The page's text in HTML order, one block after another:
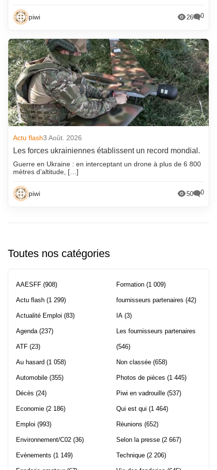
piwi 26 0
Actu flash3 Août. 2026
Les forces ukrainiennes établissent un record mondial.
Guerre en Ukraine : en interceptant un drone à plus de 6 800
mètres d’altitude, […]
piwi 50 0
Toutes nos catégories
AAESFF (908)
Actu flash (1 299)
Actualité Emploi (83)
Agenda(237)
ATF (23)
Au hasard (1 058)
Automobile (355)
Décès (24)
Economie (2 186)
Emploi (993)
Environnement/C02 (36)
Evènements (1 149)
Formation (1 009)
fournisseurs partenaires (42)
IA (3)
Les fournisseurs partenaires
(546)
Non classée (658)
Photos de pièces (1 445)
Piwi en vadrouille (537)
Qui est qui (1 464)
Réunions (652)
Selon la presse (2 667)
Technique (2 206)